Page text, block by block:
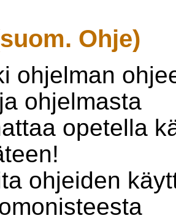
Ohje)
ohjelman
ohjelmasta
opetella
ohjeiden